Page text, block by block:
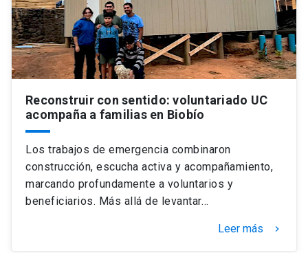
Futuros estudiantes
Estudiantes
Académicos
Personal
Alumni
Padres y familia
Go to english site
ACCESOS DIRECTOS
Mi Cuenta UC launch
Correo UC launch
Mi Portal UC launch
Reconstruir con sentido: voluntariado UC
acompaña a familias en Biobío
Los trabajos de emergencia combinaron
construcción, escucha activa y acompañamiento,
marcando profundamente a voluntarios y
beneficiarios. Más allá de levantar…
Leer más keyboard_arrow_right